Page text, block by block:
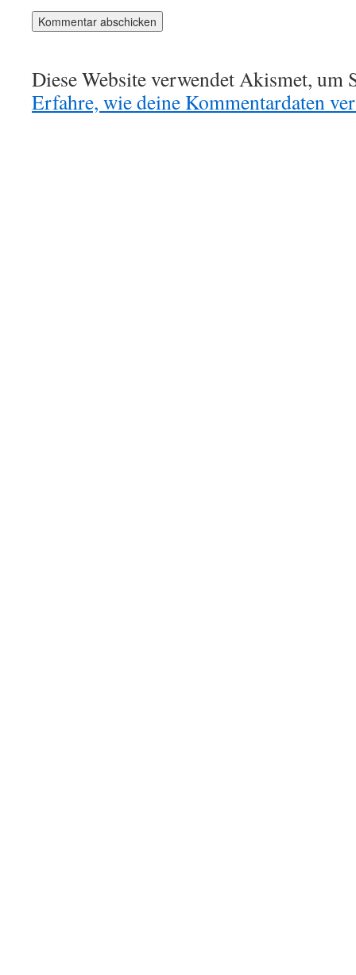
Diese Website verwendet Akismet, um
Erfahre, wie deine Kommentardaten